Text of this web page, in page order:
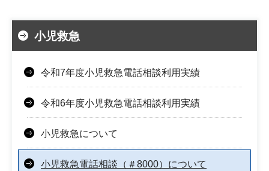
小児救急
令和7年度小児救急電話相談利用実績
令和6年度小児救急電話相談利用実績
小児救急について
小児救急電話相談（＃8000）について